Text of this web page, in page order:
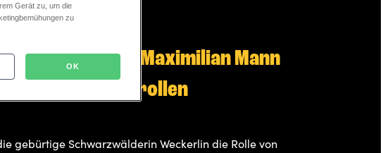
Weckerlin und Maximilian Mann
die Hauptrollen
gebürtige Schwarzwälderin Weckerlin die Rolle von
Gerät zu, um die
zu
OK